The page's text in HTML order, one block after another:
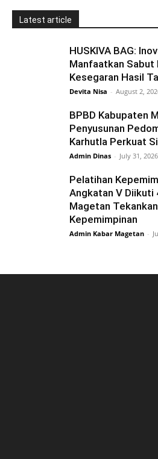
Latest article
HUSKIVA BAG:
Manfaatkan Sabut
Kesegaran Hasil
Devita Nisa - August 2,
BPBD Kabupaten
Penyusunan
Karhutla Perkuat
Admin Dinas - July 31, 2026
Pelatihan
Angkatan V Diikuti
Magetan
Kepemimpinan
Admin Kabar Magetan -